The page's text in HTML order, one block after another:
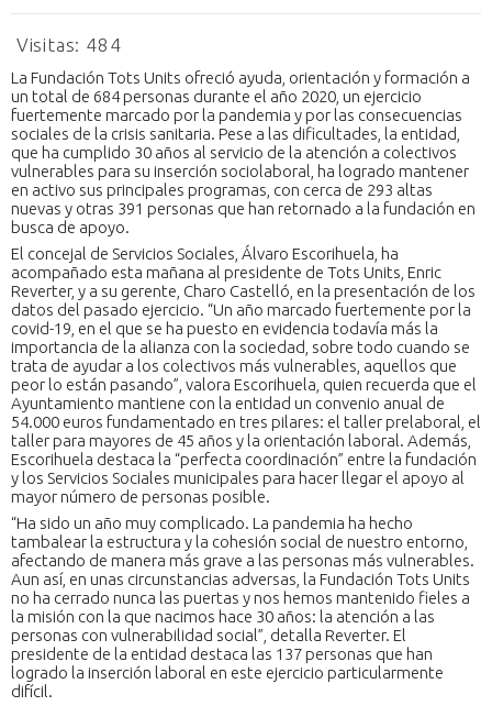
Visitas: 484
La Fundación Tots Units ofreció ayuda, orientación y formación a
un total de 684 personas durante el año 2020, un ejercicio
fuertemente marcado por la pandemia y por las consecuencias
sociales de la crisis sanitaria. Pese a las dificultades, la entidad,
que ha cumplido 30 años al servicio de la atención a colectivos
vulnerables para su inserción sociolaboral, ha logrado mantener
en activo sus principales programas, con cerca de 293 altas
nuevas y otras 391 personas que han retornado a la fundación en
busca de apoyo.
El concejal de Servicios Sociales, Álvaro Escorihuela, ha
acompañado esta mañana al presidente de Tots Units, Enric
Reverter, y a su gerente, Charo Castelló, en la presentación de los
datos del pasado ejercicio. “Un año marcado fuertemente por la
covid-19, en el que se ha puesto en evidencia todavía más la
importancia de la alianza con la sociedad, sobre todo cuando se
trata de ayudar a los colectivos más vulnerables, aquellos que
peor lo están pasando”, valora Escorihuela, quien recuerda que el
Ayuntamiento mantiene con la entidad un convenio anual de
54.000 euros fundamentado en tres pilares: el taller prelaboral, el
taller para mayores de 45 años y la orientación laboral. Además,
Escorihuela destaca la “perfecta coordinación” entre la fundación
y los Servicios Sociales municipales para hacer llegar el apoyo al
mayor número de personas posible.
“Ha sido un año muy complicado. La pandemia ha hecho
tambalear la estructura y la cohesión social de nuestro entorno,
afectando de manera más grave a las personas más vulnerables.
Aun así, en unas circunstancias adversas, la Fundación Tots Units
no ha cerrado nunca las puertas y nos hemos mantenido fieles a
la misión con la que nacimos hace 30 años: la atención a las
personas con vulnerabilidad social”, detalla Reverter. El
presidente de la entidad destaca las 137 personas que han
logrado la inserción laboral en este ejercicio particularmente
difícil.